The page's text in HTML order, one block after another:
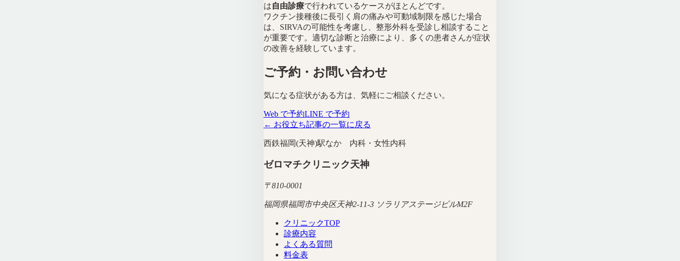
は自由診療で行われているケースがほとんどです。
ワクチン接種後に長引く肩の痛みや可動域制限を感じた場合
は、SIRVAの可能性を考慮し、整形外科を受診し相談すること
が重要です。適切な診断と治療により、多くの患者さんが症状
の改善を経験しています。
ご予約・お問い合わせ
気になる症状がある方は、気軽にご相談ください。
Web で予約LINE で予約
← お役立ち記事の一覧に戻る
西鉄福岡(天神)駅なか 内科・女性内科
ゼロマチクリニック天神
〒810-0001
福岡県福岡市中央区天神2-11-3 ソラリアステージビルM2F
クリニックTOP
診療内容
よくある質問
料金表